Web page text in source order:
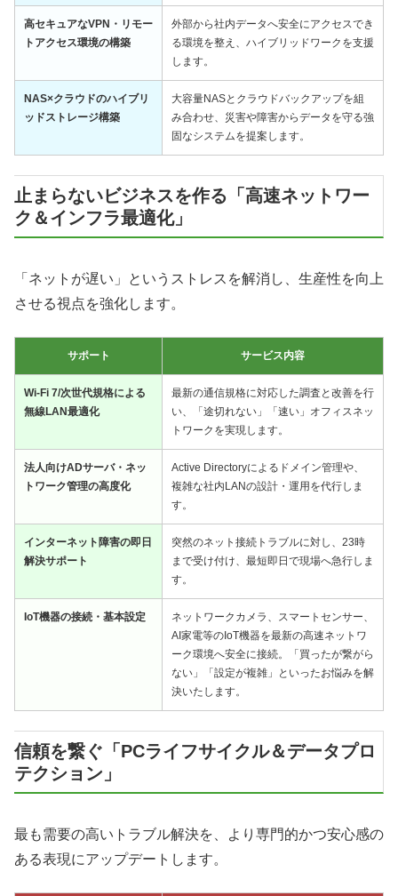
高セキュアなVPN・リモー
トアクセス環境の構築
外部から社内データへ安全にアクセスでき
る環境を整え、ハイブリッドワークを支援
します。
NAS×クラウドのハイブリ
ッドストレージ構築
大容量NASとクラウドバックアップを組
み合わせ、災害や障害からデータを守る強
固なシステムを提案します。
止まらないビジネスを作る「高速ネットワー
ク＆インフラ最適化」
「ネットが遅い」というストレスを解消し、生産性を向上
させる視点を強化します。
サポート サービス内容
Wi-Fi 7/次世代規格による
無線LAN最適化
最新の通信規格に対応した調査と改善を行
い、「途切れない」「速い」オフィスネッ
トワークを実現します。
法人向けADサーバ・ネッ
トワーク管理の高度化
Active Directoryによるドメイン管理や、
複雑な社内LANの設計・運用を代行しま
す。
インターネット障害の即日
解決サポート
突然のネット接続トラブルに対し、23時
まで受け付け、最短即日で現場へ急行しま
す。
IoT機器の接続・基本設定
ネットワークカメラ、スマートセンサー、
AI家電等のIoT機器を最新の高速ネットワ
ーク環境へ安全に接続。「買ったが繋がら
ない」「設定が複雑」といったお悩みを解
決いたします。
信頼を繋ぐ「PCライフサイクル＆データプロ
テクション」
最も需要の高いトラブル解決を、より専門的かつ安心感の
ある表現にアップデートします。